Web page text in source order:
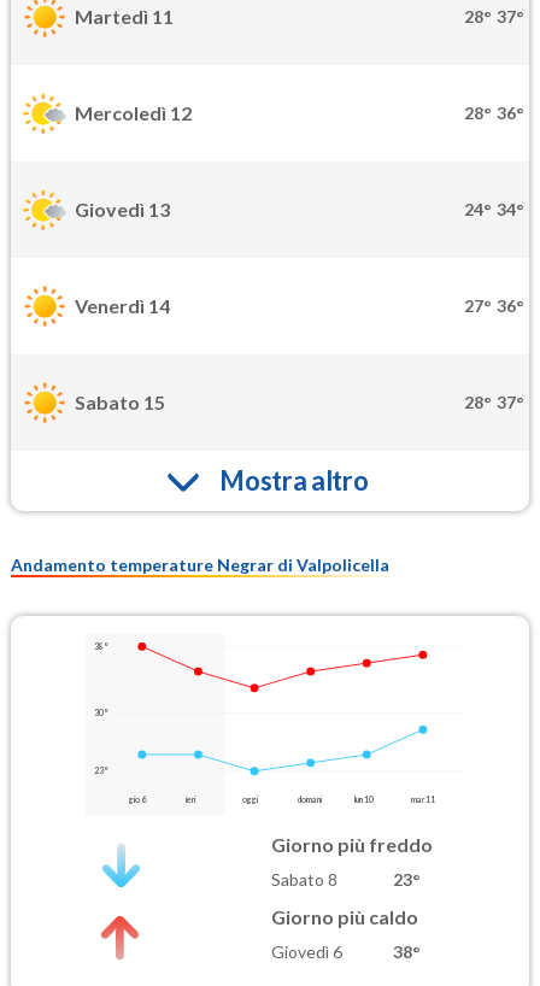
Martedì 11 28° 37°
Mercoledì 12 28° 36°
Giovedì 13 24° 34°
Venerdì 14 27° 36°
Sabato 15 28° 37°
Mostra altro
Andamento temperature Negrar di Valpolicella
38°
30°
23°
gio 6 ieri oggi domani lun 10 mar 11
Giorno più freddo
Sabato 8 23°
Giorno più caldo
Giovedì 6 38°